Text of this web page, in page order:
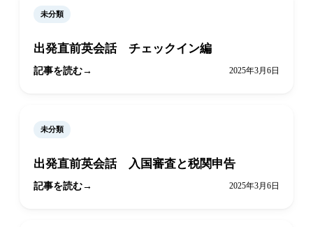
未分類
出発直前英会話 チェックイン編
記事を読む 2025年3月6日
未分類
出発直前英会話 入国審査と税関申告
記事を読む 2025年3月6日